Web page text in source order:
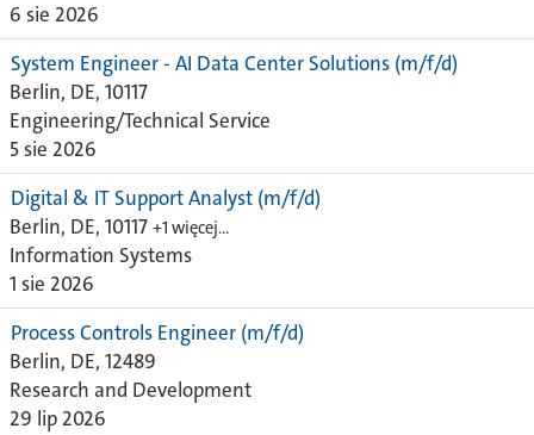
6 sie 2026
System Engineer - AI Data Center Solutions (m/f/d)
Berlin, DE, 10117
Engineering/Technical Service
5 sie 2026
Digital & IT Support Analyst (m/f/d)
Berlin, DE, 10117 +1 więcej…
Information Systems
1 sie 2026
Process Controls Engineer (m/f/d)
Berlin, DE, 12489
Research and Development
29 lip 2026